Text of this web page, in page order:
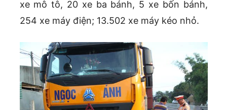
xe mô tô, 20 xe ba bánh, 5 xe bốn bánh,
254 xe máy điện; 13.502 xe máy kéo nhỏ.